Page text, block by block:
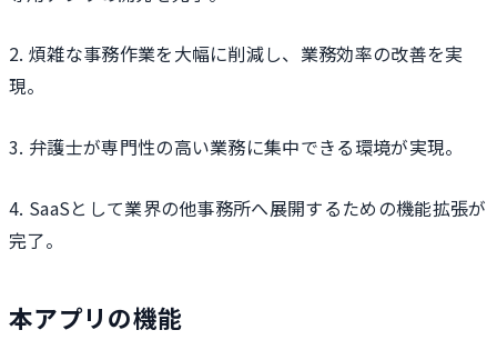
2. 煩雑な事務作業を大幅に削減し、業務効率の改善を実
現。
3. 弁護士が専門性の高い業務に集中できる環境が実現。
4. SaaSとして業界の他事務所へ展開するための機能拡張が
完了。
本アプリの機能